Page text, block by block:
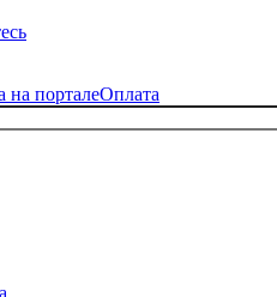
на порталеОплата